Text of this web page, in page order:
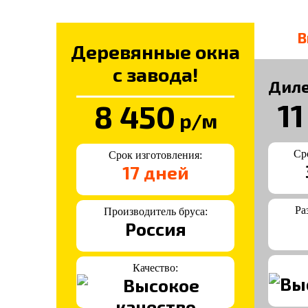
Деревянные окна
с завода!
8 450 р/м
Срок изготовления:
17 дней
Производитель бруса:
Россия
Качество: